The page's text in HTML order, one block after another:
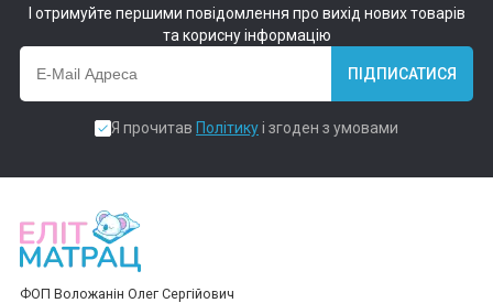
І отримуйте першими повідомлення про вихід нових товарів
та корисну інформацію
ПІДПИСАТИСЯ
Я прочитав Політикуі згоден з умовами
ФОП Воложанін Олег Сергійович